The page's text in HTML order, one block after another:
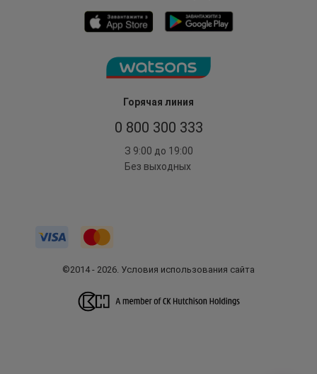
Горячая линия
0 800 300 333
З 9:00 до 19:00
Без выходных
©2014 - 2026. Условия использования сайта